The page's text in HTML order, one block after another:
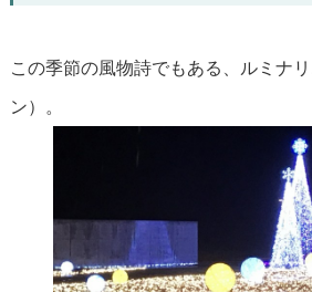
この季節の風物詩でもある、ルミナ
ン）。